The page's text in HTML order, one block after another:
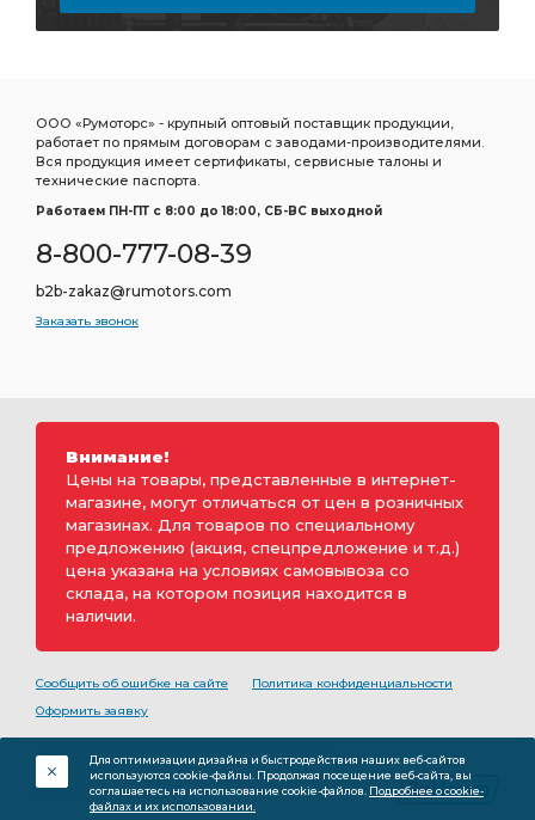
ООО «Румоторс» - крупный оптовый поставщик продукции,
работает по прямым договорам с заводами-производителями.
Вся продукция имеет сертификаты, сервисные талоны и
технические паспорта.
Работаем ПН-ПТ c 8:00 до 18:00, СБ-ВС выходной
8-800-777-08-39
b2b-zakaz@rumotors.com
Заказать звонок
Внимание!
Цены на товары, представленные в интернет-
магазине, могут отличаться от цен в розничных
магазинах. Для товаров по специальному
предложению (акция, спецпредложение и т.д.)
цена указана на условиях самовывоза со
склада, на котором позиция находится в
наличии.
Сообщить об ошибке на сайте
Политика конфиденциальности
Оформить заявку
обозначением ООО «РуМоторс». Все права на
разработку принадлежат ООО «Румоторс». Не является
публичной офертой.
Для оптимизации дизайна и быстродействия наших веб-сайтов
используются cookie-файлы. Продолжая посещение веб-сайта, вы
соглашаетесь на использование cookie-файлов. Подробнее о cookie-
файлах и их использовании.